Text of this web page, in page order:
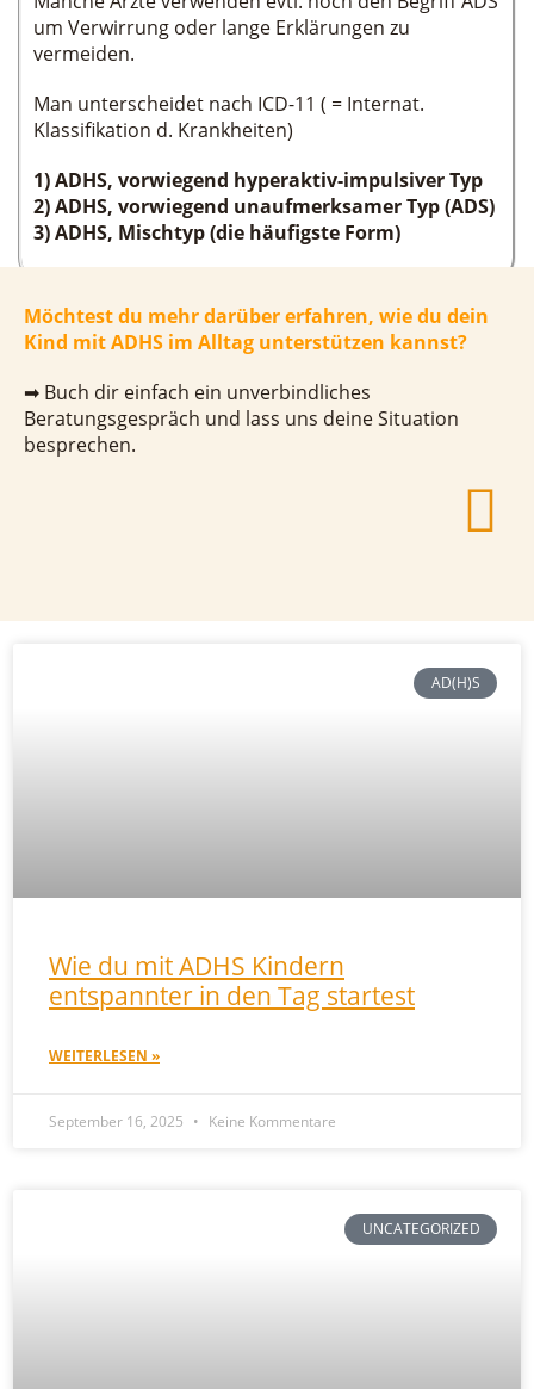
um Verwirrung oder lange Erklärungen zu
vermeiden.
Man unterscheidet nach ICD-11 ( = Internat.
Klassifikation d. Krankheiten)
1) ADHS, vorwiegend hyperaktiv-impulsiver Typ
2) ADHS, vorwiegend unaufmerksamer Typ (ADS)
3) ADHS, Mischtyp (die häufigste Form)
Möchtest du mehr darüber erfahren, wie du dein
Kind mit ADHS im Alltag unterstützen kannst?
➡ Buch dir einfach ein unverbindliches
Beratungsgespräch und lass uns deine Situation
besprechen.
AD(H)S
Wie du mit ADHS Kindern
entspannter in den Tag startest
WEITERLESEN »
September 16, 2025 Keine Kommentare
UNCATEGORIZED